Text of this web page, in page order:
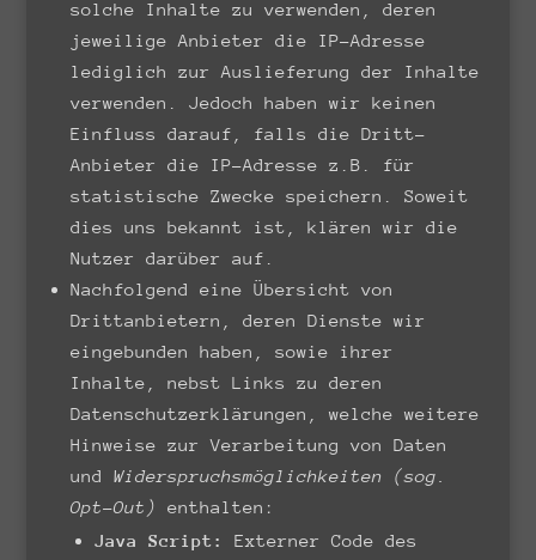
solche Inhalte zu verwenden, deren
jeweilige Anbieter die IP-Adresse
lediglich zur Auslieferung der Inhalte
verwenden. Jedoch haben wir keinen
Einfluss darauf, falls die Dritt-
Anbieter die IP-Adresse z.B. für
statistische Zwecke speichern. Soweit
dies uns bekannt ist, klären wir die
Nutzer darüber auf.
Nachfolgend eine Übersicht von
Drittanbietern, deren Dienste wir
eingebunden haben, sowie ihrer
Inhalte, nebst Links zu deren
Datenschutzerklärungen, welche weitere
Hinweise zur Verarbeitung von Daten
und Widerspruchsmöglichkeiten (sog.
Opt-Out) enthalten:
Java Script:
Externer Code des